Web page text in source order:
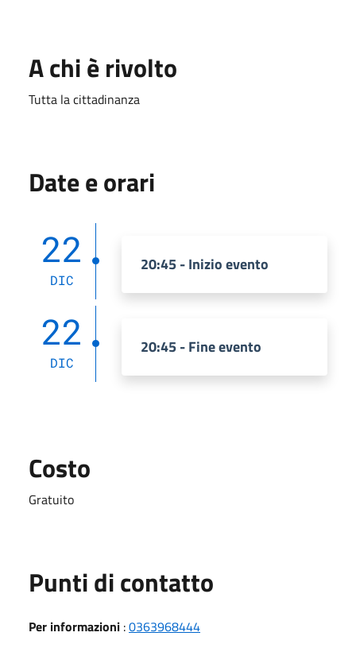
A chi è rivolto
Tutta la cittadinanza
Date e orari
22
DIC
20:45 - Inizio evento
22
DIC
20:45 - Fine evento
Costo
Gratuito
Punti di contatto
Per informazioni :0363968444